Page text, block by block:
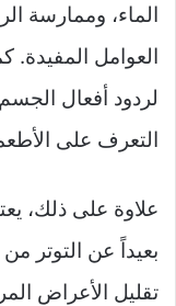
الماء، وممارسة
العوامل المفيدة.
لردود أفعال
التعرف على
علاوة على ذلك،
بعيداً عن التوتر
تقليل الأعراض